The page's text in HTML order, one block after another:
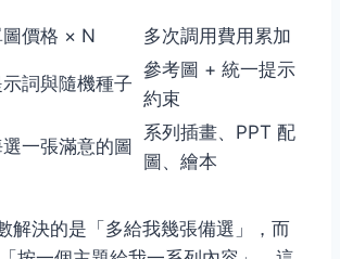
價格 × N
多次調用費用累加
詞與隨機種子
參考圖 + 統一提示
約束
一張滿意的圖
系列插畫、PPT 配
圖、繪本
解決的是「多給我幾張備選」，而